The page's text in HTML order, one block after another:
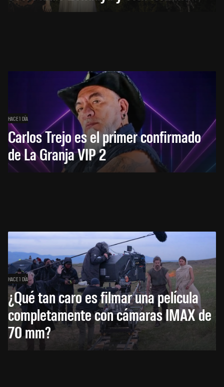
HACE 1 DÍA
Carlos Trejo es el primer confirmado
de La Granja VIP 2
HACE 1 DÍA
¿Qué tan caro es filmar una película
completamente con cámaras IMAX de
70 mm?